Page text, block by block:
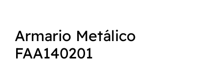
Armario Metálico
FAA140201